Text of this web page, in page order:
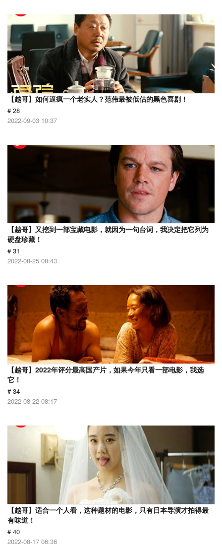
【越哥】如何逼疯一个老实人？范伟最被低估的黑色喜剧！
# 28
2022-09-03 10:37
【越哥】又挖到一部宝藏电影，就因为一句台词，我决定把它列为
硬盘珍藏！
# 31
2022-08-25 08:43
【越哥】2022年评分最高国产片，如果今年只看一部电影，我选
它！
# 34
2022-08-22 08:17
【越哥】适合一个人看，这种题材的电影，只有日本导演才拍得最
有味道！
# 40
2022-08-17 06:36